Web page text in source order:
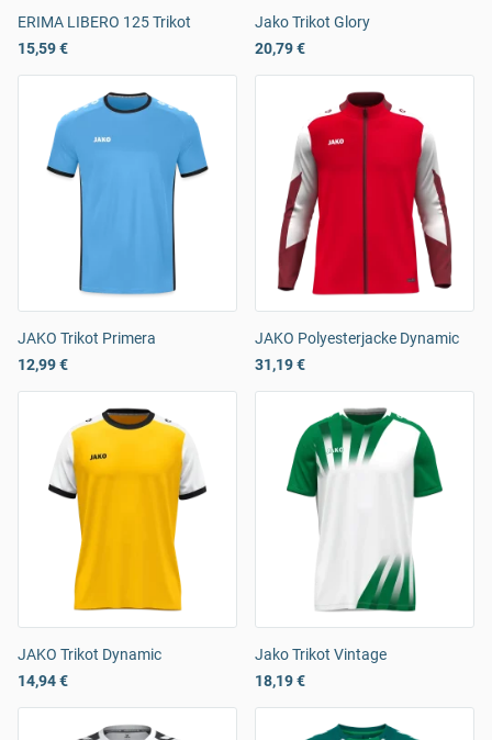
ERIMA LIBERO 125 Trikot
15,59 €
Jako Trikot Glory
20,79 €
JAKO Trikot Primera
12,99 €
JAKO Polyesterjacke Dynamic
31,19 €
JAKO Trikot Dynamic
14,94 €
Jako Trikot Vintage
18,19 €